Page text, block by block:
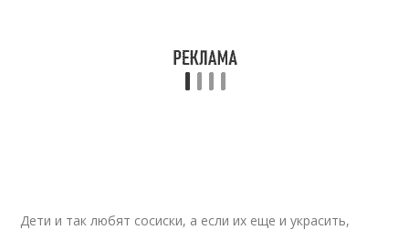
Дети и так любят сосиски, а если их еще и украсить,